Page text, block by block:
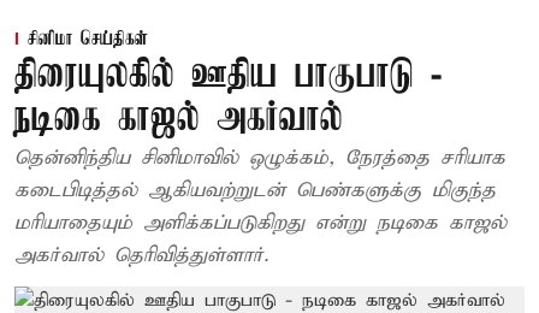
சினிமா செய்திகள்
திரையுலகில் ஊதிய பாகுபாடு -
நடிகை காஜல் அகர்வால்
தென்னிந்திய சினிமாவில் ஒழுக்கம், நேரத்தை சரியாக
கடைபிடித்தல் ஆகியவற்றுடன் பெண்களுக்கு மிகுந்த
மரியாதையும் அளிக்கப்படுகிறது என்று நடிகை காஜல்
அகர்வால் தெரிவித்துள்ளார்.